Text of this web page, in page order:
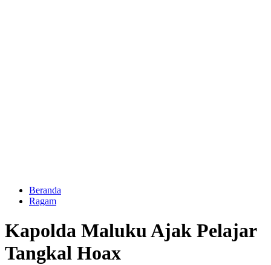
Beranda
Ragam
Kapolda Maluku Ajak Pelajar
Tangkal Hoax